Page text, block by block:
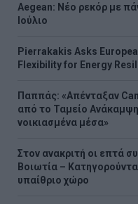
Aegean: Νέο ρεκόρ με
Ιούλιο
Pierrakakis Asks
Flexibility for Energy
Παππάς: «Απένταξαν
από το Ταμείο
νοικιασμένα μέσα»
Στον ανακριτή οι επτά
Βοιωτία –
υπαίθριο χώρο